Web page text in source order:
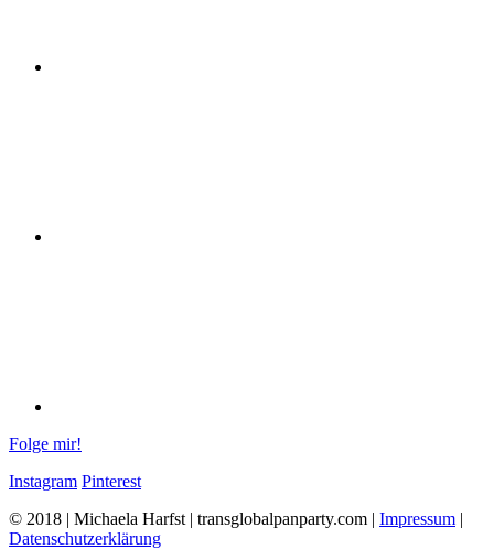
Folge mir!
Instagram Pinterest
© 2018 | Michaela Harfst | transglobalpanparty.com | Impressum |
Datenschutzerklärung